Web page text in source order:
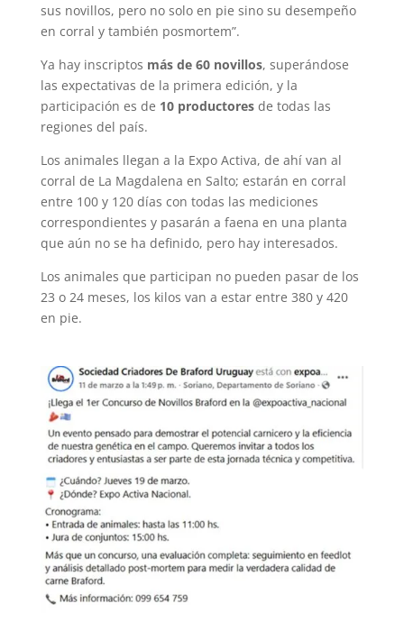
sus novillos, pero no solo en pie sino su desempeño
en corral y también posmortem”.
Ya hay inscriptos más de 60 novillos, superándose
las expectativas de la primera edición, y la
participación es de 10 productoresde todas las
regiones del país.
Los animales llegan a la Expo Activa, de ahí van al
corral de La Magdalena en Salto; estarán en corral
entre 100 y 120 días con todas las mediciones
correspondientes y pasarán a faena en una planta
que aún no se ha definido, pero hay interesados.
Los animales que participan no pueden pasar de los
23 o 24 meses, los kilos van a estar entre 380 y 420
en pie.